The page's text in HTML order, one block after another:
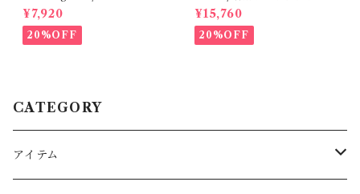
Shirt Under The Sea ( 24m)
¥7,920
20%OFF
ラウス(Black) / Size 2
¥15,760
20%OFF
CATEGORY
アイテム